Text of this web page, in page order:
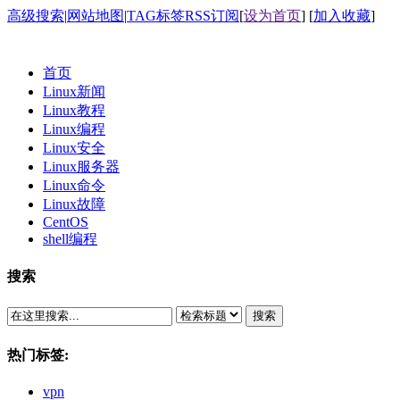
高级搜索|网站地图|TAG标签RSS订阅[设为首页] [加入收藏]
首页
Linux新闻
Linux教程
Linux编程
Linux安全
Linux服务器
Linux命令
Linux故障
CentOS
shell编程
搜索
搜索
热门标签:
vpn